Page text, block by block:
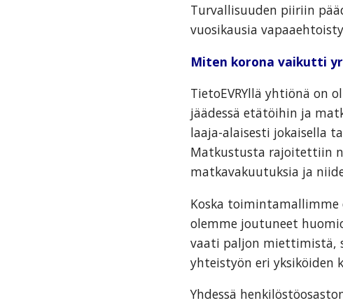
Turvallisuuden piiriin
vuosikausia
Miten korona vaikutti
TietoEVRYllä yhtiönä on
jäädessä etätöihin ja
laaja-alaisesti jokaisella
Matkustusta rajoitettiin
matkavakuutuksia ja
Koska
olemme joutuneet
vaati paljon miettimistä,
yhteistyön eri yksiköiden
Yhdessä